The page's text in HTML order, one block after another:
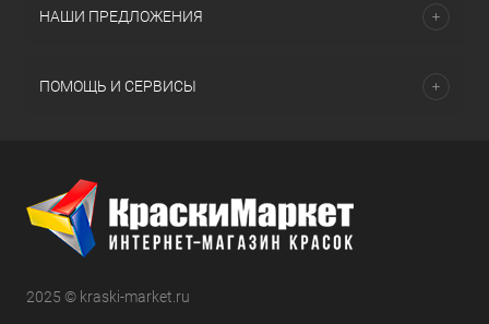
НАШИ ПРЕДЛОЖЕНИЯ
ПОМОЩЬ И СЕРВИСЫ
2025 © kraski-market.ru